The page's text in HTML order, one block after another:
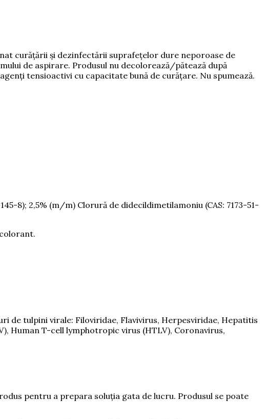
curățării și dezinfectării suprafețelor dure neporoase de
de aspirare. Produsul nu decolorează/pătează după
tensioactivi cu capacitate bună de curățare. Nu spumează.
8); 2,5% (m/m) Clorură de didecildimetilamoniu (CAS: 7173-51-
de tulpini virale: Filoviridae, Flavivirus, Herpesviridae, Hepatitis
Human T-cell lymphotropic virus (HTLV), Coronavirus,
pentru a prepara soluția gata de lucru. Produsul se poate